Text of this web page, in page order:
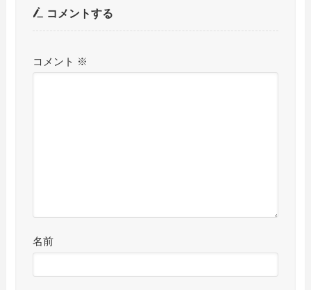
コメントする
コメント ※
名前